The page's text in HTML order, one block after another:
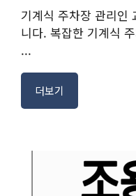
기계식 주차장 관리인
니다. 복잡한 기계식
...
더보기